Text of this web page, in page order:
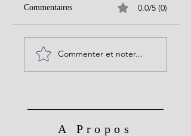
Commentaires 0.0/5 (0)
Commenter et noter...
A Propos